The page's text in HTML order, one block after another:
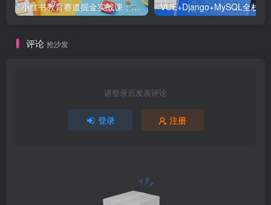
小红书教育赛道掘金实战课：AI课件制作+店铺运营+爆款笔记，打通知识变现全路径
评论 抢沙发
请登录后发表评论
登录 注册